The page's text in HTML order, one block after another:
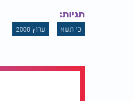
תגיות:
כי תשא ערוץ 2000